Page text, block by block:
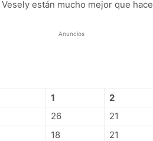
están mucho mejor que
Anuncios
1 2
26 21
18 21